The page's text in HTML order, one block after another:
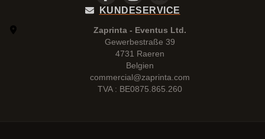
KUNDESERVICE
Zaprinta - Eventus Ltd.
Gewerbestraße 39
4731 Raeren
Belgien
commercial@zaprinta.com
TVA : BE0875.865.260